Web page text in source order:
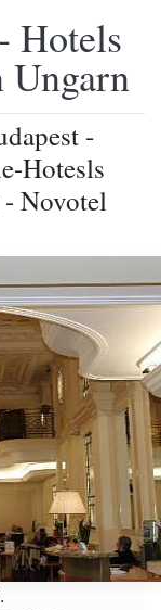
Hotels
-
Hotesls
Novotel